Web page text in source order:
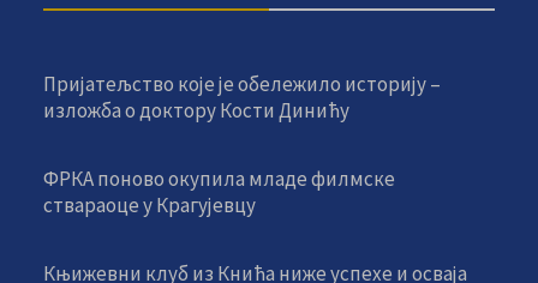
Пријатељство које је обележило историју –
изложба о доктору Кости Динићу
ФРКА поново окупила младе филмске
ствараоце у Крагујевцу
Књижевни клуб из Кнића ниже успехе и осваја